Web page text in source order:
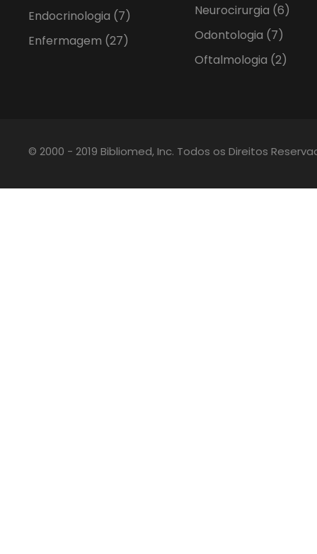
Endocrinologia (7)
Enfermagem (27)
Neurocirurgia (6)
Odontologia (7)
Oftalmologia (2)
© 2000 - 2019 Bibliomed, Inc. Todos os Direitos